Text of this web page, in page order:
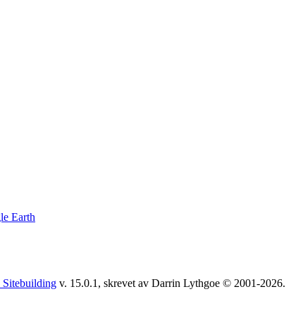
Earth
Sitebuilding v. 15.0.1, skrevet av Darrin Lythgoe © 2001-2026.